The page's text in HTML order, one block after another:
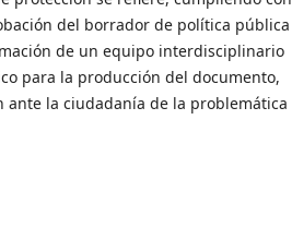
del borrador de política pública
de un equipo interdisciplinario
para la producción del documento,
ante la ciudadanía de la problemática